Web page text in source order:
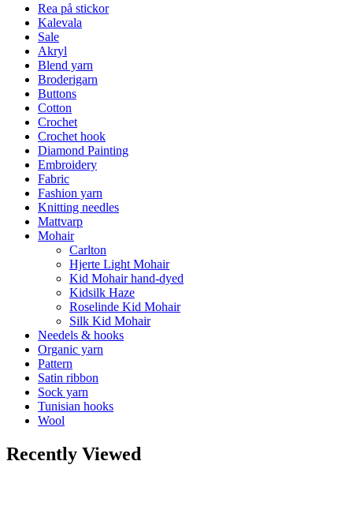
Rea på stickor
Kalevala
Sale
Akryl
Blend yarn
Broderigarn
Buttons
Cotton
Crochet
Crochet hook
Diamond Painting
Embroidery
Fabric
Fashion yarn
Knitting needles
Mattvarp
Mohair
Carlton
Hjerte Light Mohair
Kid Mohair hand-dyed
Kidsilk Haze
Roselinde Kid Mohair
Silk Kid Mohair
Needels & hooks
Organic yarn
Pattern
Satin ribbon
Sock yarn
Tunisian hooks
Wool
Recently Viewed